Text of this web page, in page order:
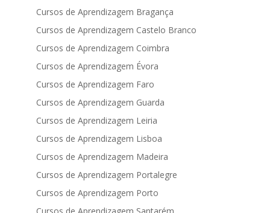
Cursos de Aprendizagem Bragança
Cursos de Aprendizagem Castelo Branco
Cursos de Aprendizagem Coimbra
Cursos de Aprendizagem Évora
Cursos de Aprendizagem Faro
Cursos de Aprendizagem Guarda
Cursos de Aprendizagem Leiria
Cursos de Aprendizagem Lisboa
Cursos de Aprendizagem Madeira
Cursos de Aprendizagem Portalegre
Cursos de Aprendizagem Porto